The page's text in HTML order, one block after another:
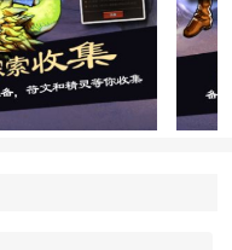
家才能够得到更多的